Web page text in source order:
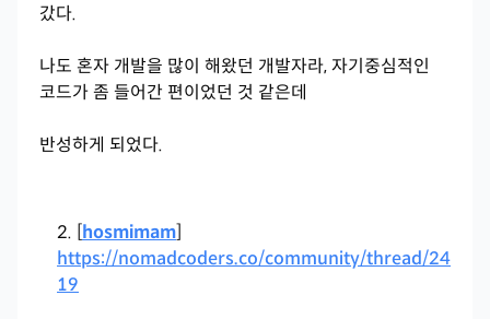
갔다.
나도 혼자 개발을 많이 해왔던 개발자라, 자기중심적인
코드가 좀 들어간 편이었던 것 같은데
반성하게 되었다.
[hosmimam]
https://nomadcoders.co/community/thread/24
19